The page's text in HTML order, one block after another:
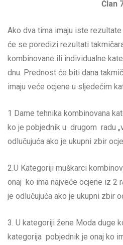
Član
Ako dva tima imaju iste
će se poredizi rezultati
kombinovane ili individualne
dnu. Prednost će biti dana
imaju veće ocjene u sljedećim
1 Dame tehnika kombinovana
ko je pobjednik u drugom radu
odlučujuća ako je ukupni zbir
2.U Kategoriji muškarci
onaj ko ima najveće ocjene iz 2
je odlučujuća ako je ukupni zbir
3. U kategoriji žene Moda duge
kategorija pobjednik je onaj ko